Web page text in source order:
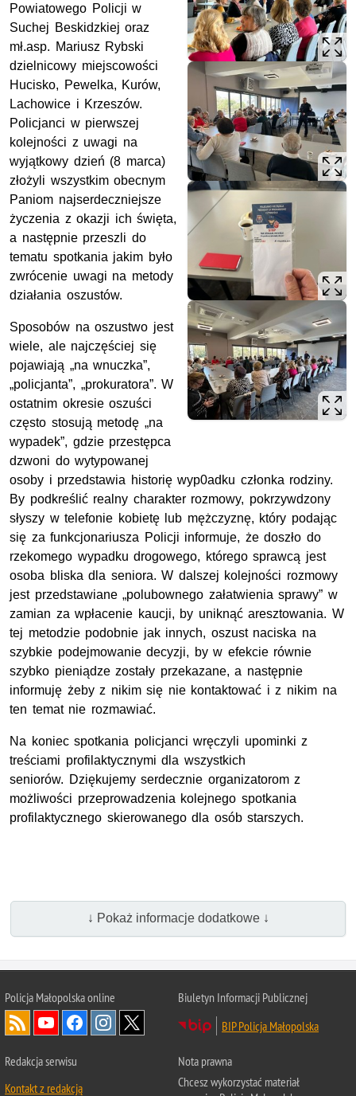
Powiatowego Policji w
Suchej Beskidzkiej oraz
mł.asp. Mariusz Rybski
dzielnicowy miejscowości
Hucisko, Pewelka, Kurów,
Lachowice i Krzeszów.
Policjanci w pierwszej
kolejności z uwagi na
wyjątkowy dzień (8 marca)
złożyli wszystkim obecnym
Paniom najserdeczniejsze
życzenia z okazji ich święta,
a następnie przeszli do
tematu spotkania jakim było
zwrócenie uwagi na metody
działania oszustów.
Sposobów na oszustwo jest
wiele, ale najczęściej się
pojawiają „na wnuczka”,
„policjanta”, „prokuratora”. W
ostatnim okresie oszuści
często stosują metodę „na
wypadek”, gdzie przestępca
dzwoni do wytypowanej
osoby i przedstawia historię wyp0adku członka rodziny.
By podkreślić realny charakter rozmowy, pokrzywdzony
słyszy w telefonie kobietę lub mężczyznę, który podając
się za funkcjonariusza Policji informuje, że doszło do
rzekomego wypadku drogowego, którego sprawcą jest
osoba bliska dla seniora. W dalszej kolejności rozmowy
jest przedstawiane „polubownego załatwienia sprawy” w
zamian za wpłacenie kaucji, by uniknąć aresztowania. W
tej metodzie podobnie jak innych, oszust naciska na
szybkie podejmowanie decyzji, by w efekcie równie
szybko pieniądze zostały przekazane, a następnie
informuję żeby z nikim się nie kontaktować i z nikim na
ten temat nie rozmawiać.
Na koniec spotkania policjanci wręczyli upominki z
treściami profilaktycznymi dla wszystkich
seniorów. Dziękujemy serdecznie organizatorom z
możliwości przeprowadzenia kolejnego spotkania
profilaktycznego skierowanego dla osób starszych.
↓ Pokaż informacje dodatkowe ↓
Policja Małopolska online
Biuletyn Informacji Publicznej
BIP Policja Małopolska
Redakcja serwisu
Kontakt z redakcją
Nota prawna
Chcesz wykorzystać materiał